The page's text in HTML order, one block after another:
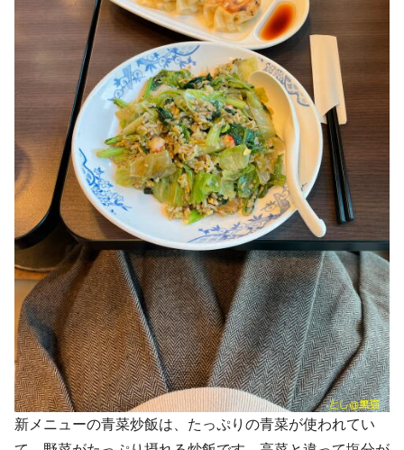
新メニューの青菜炒飯は、たっぷりの青菜が使われてい